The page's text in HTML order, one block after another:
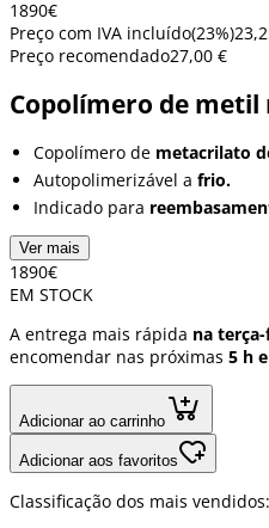
1890€
Preço com IVA incluído(23%)
Preço recomendado27,00 €
Copolímero de
Copolímero de metacrilato
Autopolimerizável a frio.
Indicado para
Ver mais
1890€
EM STOCK
A entrega mais rápida na
encomendar nas próximas 5 h
Adicionar ao carrinho
Adicionar aos favoritos
Classificação dos mais vendidos: